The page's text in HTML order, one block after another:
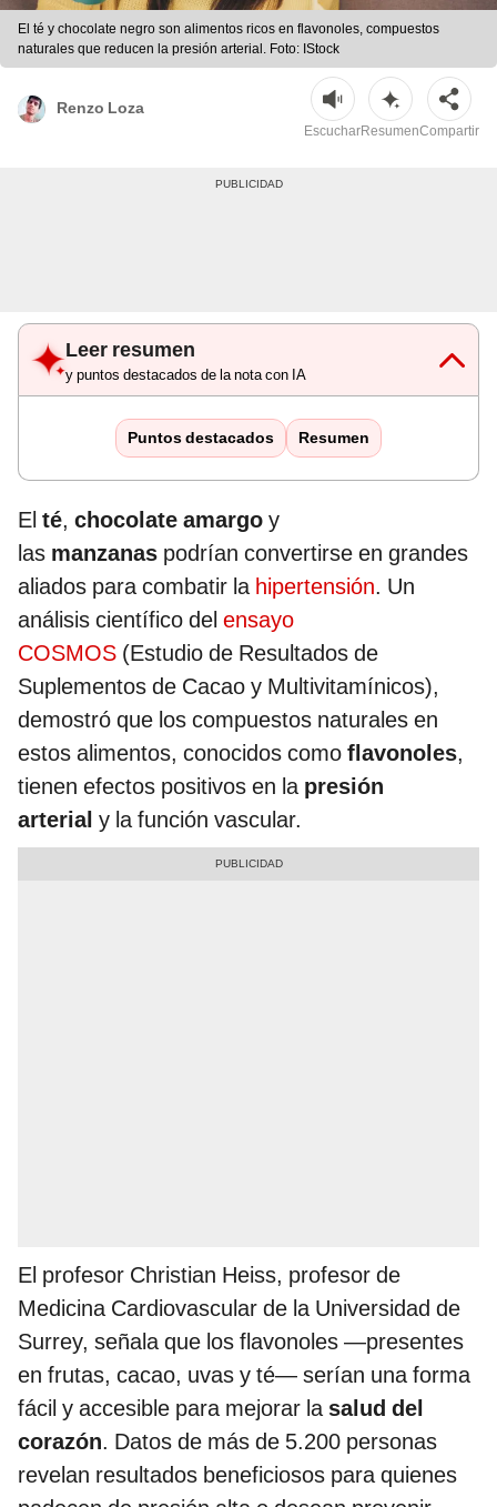
El té y chocolate negro son alimentos ricos en flavonoles, compuestos
naturales que reducen la presión arterial. Foto: IStock
Renzo Loza
EscucharResumenCompartir
Leer resumen
y puntos destacados de la nota con IA
Puntos destacados Resumen
El té, chocolate amargo y
las manzanas podrían convertirse en grandes
aliados para combatir la hipertensión. Un
análisis científico del ensayo
COSMOS (Estudio de Resultados de
Suplementos de Cacao y Multivitamínicos),
demostró que los compuestos naturales en
estos alimentos, conocidos como flavonoles,
tienen efectos positivos en la presión
arterial y la función vascular.
El profesor Christian Heiss, profesor de
Medicina Cardiovascular de la Universidad de
Surrey, señala que los flavonoles —presentes
en frutas, cacao, uvas y té— serían una forma
fácil y accesible para mejorar la salud del
corazón. Datos de más de 5.200 personas
revelan resultados beneficiosos para quienes